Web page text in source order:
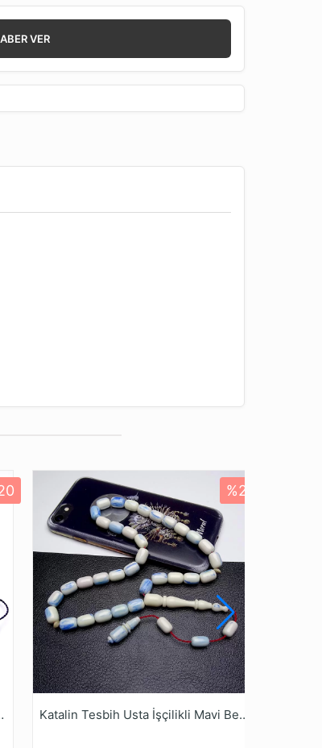
VER
bugüne kadar geçer sürede
Tesbih
%20
Katalin Tesbih Usta İşçilikli Mavi Beyaz Kapsül Model